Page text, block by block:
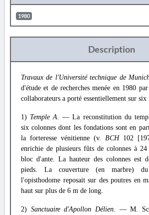
1980
Description
Travaux de l'Université technique de
d'étude et de recherches menée en 1980 par
collaborateurs a porté essentiellement sur six
1) Temple A. — La reconstitution du
six colonnes dont les fondations sont en
la forteresse vénitienne (v. BCH 102
enrichie de plusieurs fûts de colonnes à 24
bloc d'ante. La hauteur des colonnes est
pieds. La couverture (en marbre)
l'opisthodome reposait sur des poutres en
haut sur plus de 6 m de long.
2) Sanctuaire d'Apollon Délien. — M.